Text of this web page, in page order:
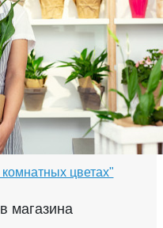
комнатных цветах"
магазина